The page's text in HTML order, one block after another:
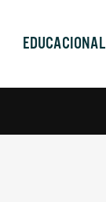
EDUCACIONAL